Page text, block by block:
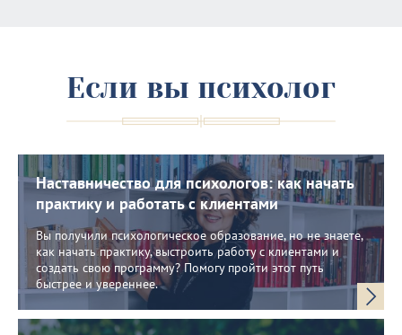
Если вы психолог
Наставничество для психологов: как начать
практику и работать с клиентами
Вы получили психологическое образование, но не знаете,
как начать практику, выстроить работу с клиентами и
создать свою программу? Помогу пройти этот путь
быстрее и увереннее.